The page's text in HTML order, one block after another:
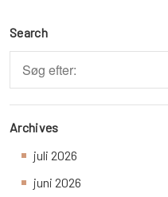
Search
Archives
juli 2026
juni 2026